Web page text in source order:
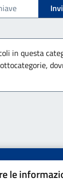
in questa
le